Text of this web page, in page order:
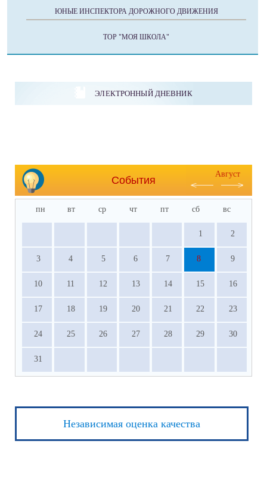
ЮНЫЕ ИНСПЕКТОРА ДОРОЖНОГО ДВИЖЕНИЯ
ТОР "МОЯ ШКОЛА"
ЭЛЕКТРОННЫЙ ДНЕВНИК
События
Август
пн вт ср чт пт сб вс
1 2
3 4 5 6 7 8 9
10 11 12 13 14 15 16
17 18 19 20 21 22 23
24 25 26 27 28 29 30
31
Независимая оценка качества